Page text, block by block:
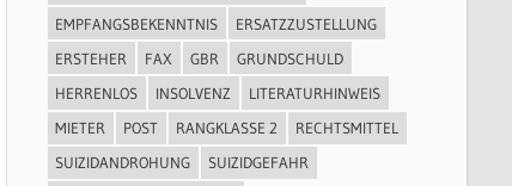
EMPFANGSBEKENNTNIS
ERSATZZUSTELLUNG
ERSTEHER
FAX GBR
GRUNDSCHULD
HERRENLOS
INSOLVENZ
LITERATURHINWEIS
MIETER
POST RANGKLASSE 2
RECHTSMITTEL
SUIZIDANDROHUNG
SUIZIDGEFAHR